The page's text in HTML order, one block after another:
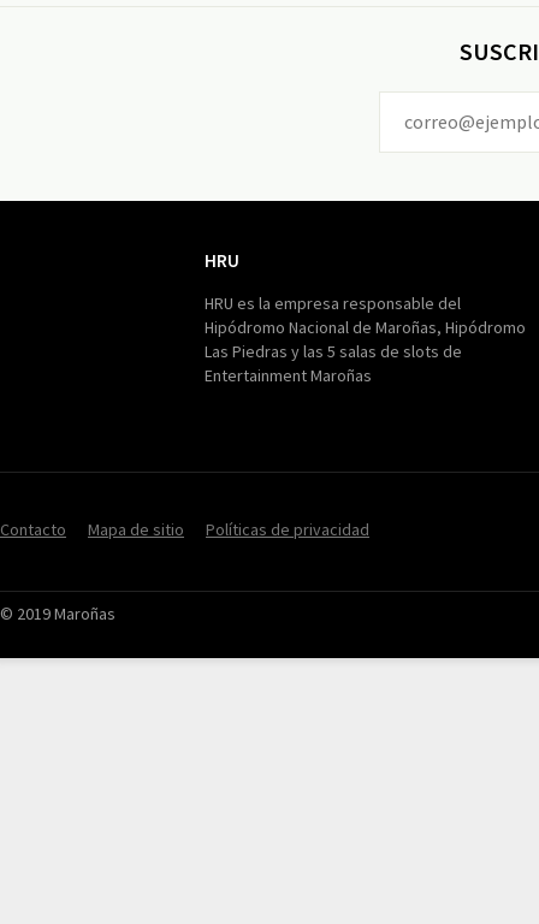
HRU
HRU es la empresa responsable del
Hipódromo Nacional de Maroñas, Hipódromo
Las Piedras y las 5 salas de slots de
Entertainment Maroñas
Contacto Mapa de sitio Políticas de privacidad
© 2019 Maroñas